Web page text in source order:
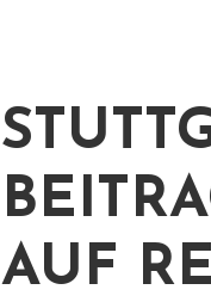
AUF